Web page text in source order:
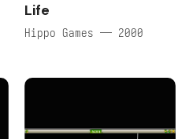
Life
Hippo Games — 2000